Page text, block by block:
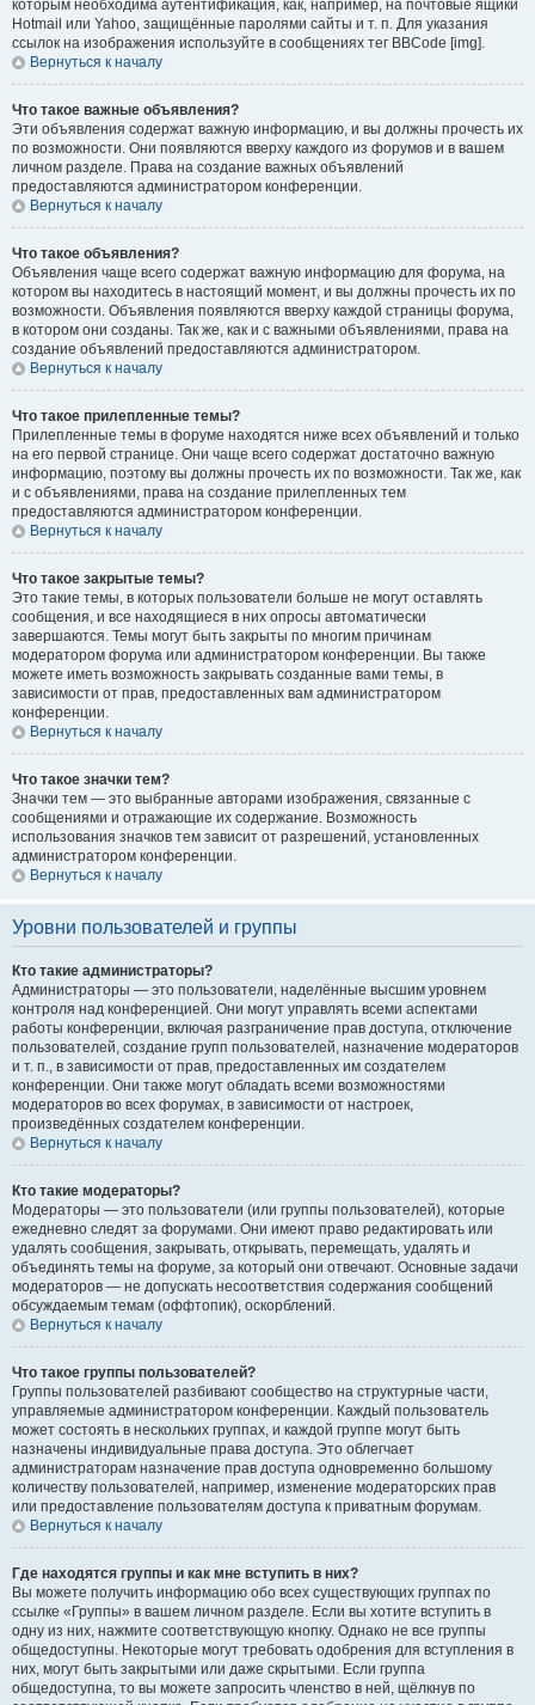
которым необходима аутентификация, как, например, на почтовые ящики
Hotmail или Yahoo, защищённые паролями сайты и т. п. Для указания
ссылок на изображения используйте в сообщениях тег BBCode [img].
Вернуться к началу
Что такое важные объявления?
Эти объявления содержат важную информацию, и вы должны прочесть их
по возможности. Они появляются вверху каждого из форумов и в вашем
личном разделе. Права на создание важных объявлений
предоставляются администратором конференции.
Вернуться к началу
Что такое объявления?
Объявления чаще всего содержат важную информацию для форума, на
котором вы находитесь в настоящий момент, и вы должны прочесть их по
возможности. Объявления появляются вверху каждой страницы форума,
в котором они созданы. Так же, как и с важными объявлениями, права на
создание объявлений предоставляются администратором.
Вернуться к началу
Что такое прилепленные темы?
Прилепленные темы в форуме находятся ниже всех объявлений и только
на его первой странице. Они чаще всего содержат достаточно важную
информацию, поэтому вы должны прочесть их по возможности. Так же, как
и с объявлениями, права на создание прилепленных тем
предоставляются администратором конференции.
Вернуться к началу
Что такое закрытые темы?
Это такие темы, в которых пользователи больше не могут оставлять
сообщения, и все находящиеся в них опросы автоматически
завершаются. Темы могут быть закрыты по многим причинам
модератором форума или администратором конференции. Вы также
можете иметь возможность закрывать созданные вами темы, в
зависимости от прав, предоставленных вам администратором
конференции.
Вернуться к началу
Что такое значки тем?
Значки тем — это выбранные авторами изображения, связанные с
сообщениями и отражающие их содержание. Возможность
использования значков тем зависит от разрешений, установленных
администратором конференции.
Вернуться к началу
Уровни пользователей и группы
Кто такие администраторы?
Администраторы — это пользователи, наделённые высшим уровнем
контроля над конференцией. Они могут управлять всеми аспектами
работы конференции, включая разграничение прав доступа, отключение
пользователей, создание групп пользователей, назначение модераторов
и т. п., в зависимости от прав, предоставленных им создателем
конференции. Они также могут обладать всеми возможностями
модераторов во всех форумах, в зависимости от настроек,
произведённых создателем конференции.
Вернуться к началу
Кто такие модераторы?
Модераторы — это пользователи (или группы пользователей), которые
ежедневно следят за форумами. Они имеют право редактировать или
удалять сообщения, закрывать, открывать, перемещать, удалять и
объединять темы на форуме, за который они отвечают. Основные задачи
модераторов — не допускать несоответствия содержания сообщений
обсуждаемым темам (оффтопик), оскорблений.
Вернуться к началу
Что такое группы пользователей?
Группы пользователей разбивают сообщество на структурные части,
управляемые администратором конференции. Каждый пользователь
может состоять в нескольких группах, и каждой группе могут быть
назначены индивидуальные права доступа. Это облегчает
администраторам назначение прав доступа одновременно большому
количеству пользователей, например, изменение модераторских прав
или предоставление пользователям доступа к приватным форумам.
Вернуться к началу
Где находятся группы и как мне вступить в них?
Вы можете получить информацию обо всех существующих группах по
ссылке «Группы» в вашем личном разделе. Если вы хотите вступить в
одну из них, нажмите соответствующую кнопку. Однако не все группы
общедоступны. Некоторые могут требовать одобрения для вступления в
них, могут быть закрытыми или даже скрытыми. Если группа
общедоступна, то вы можете запросить членство в ней, щёлкнув по